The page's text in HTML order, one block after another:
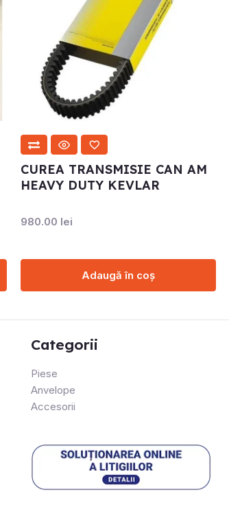
CUREA TRANSMISIE CAN AM
HEAVY DUTY KEVLAR
980.00 lei
Adaugă în coș
Categorii
Piese
Anvelope
Accesorii